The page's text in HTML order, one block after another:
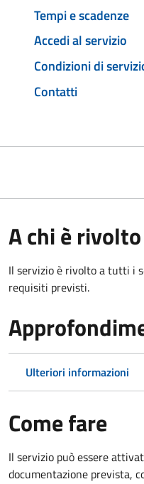
Tempi e scadenze
Accedi al servizio
Condizioni di
Contatti
A chi è rivolto
Il servizio è rivolto a tutti i
requisiti previsti.
Ulteriori informazioni
Come fare
Il servizio può essere
documentazione prevista,